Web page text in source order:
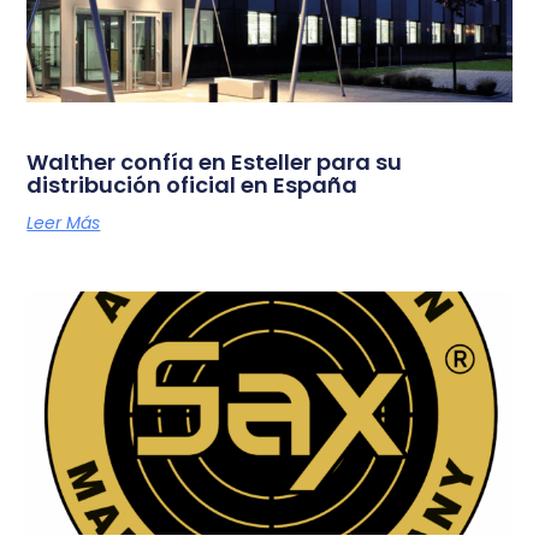
Walther confía en Esteller para su
distribución oficial en España
Leer Más